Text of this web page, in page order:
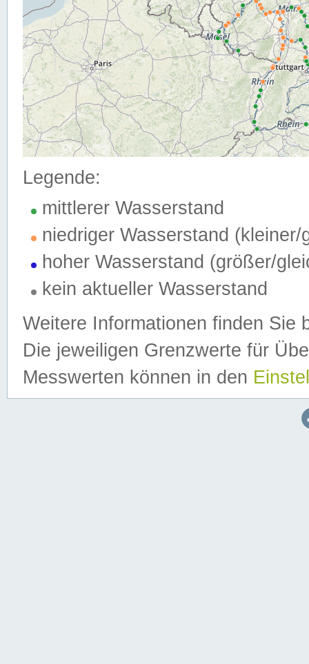
Legende:
mittlerer Wasserstand
niedriger Wasserstand (kleiner/
hoher Wasserstand (größer/
kein aktueller Wasserstand
Weitere Informationen finden Sie
Die jeweiligen Grenzwerte für
Messwerten können in den